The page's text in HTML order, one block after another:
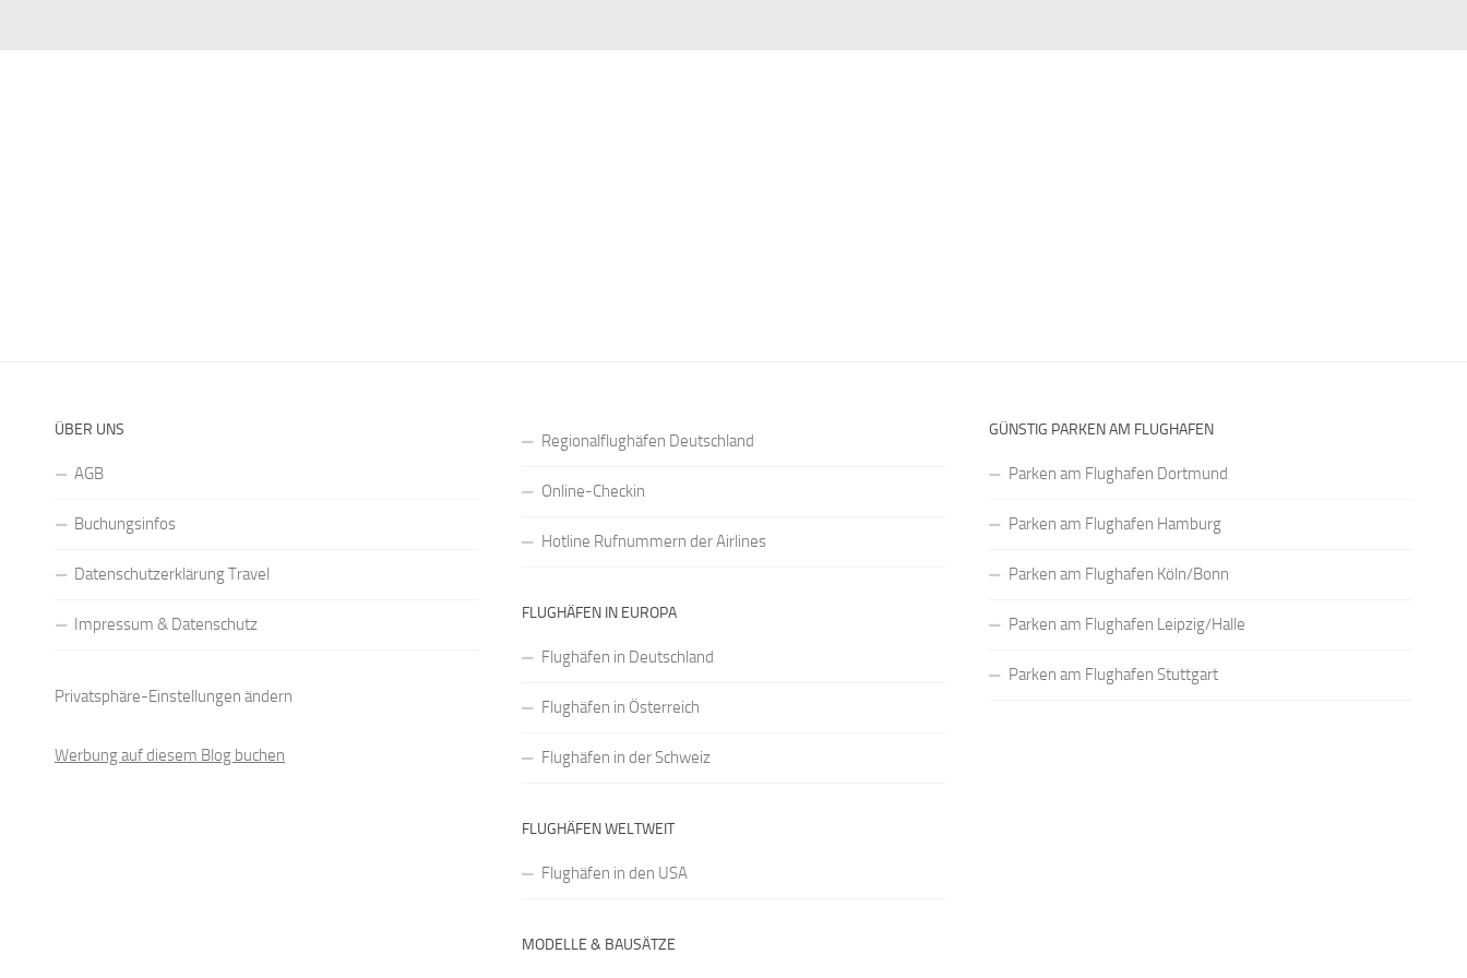
ÜBER UNS
AGB
Buchungsinfos
Datenschutzerklärung Travel
Impressum & Datenschutz
Privatsphäre-Einstellungen ändern
Werbung auf diesem Blog buchen
Regionalflughäfen Deutschland
Online-Checkin
Hotline Rufnummern der Airlines
FLUGHÄFEN IN EUROPA
Flughäfen in Deutschland
Flughäfen in Österreich
Flughäfen in der Schweiz
FLUGHÄFEN WELTWEIT
Flughäfen in den USA
MODELLE & BAUSÄTZE
GÜNSTIG PARKEN AM FLUGHAFEN
Parken am Flughafen Dortmund
Parken am Flughafen Hamburg
Parken am Flughafen Köln/Bonn
Parken am Flughafen Leipzig/Halle
Parken am Flughafen Stuttgart